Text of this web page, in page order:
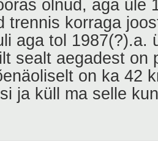
olnud, aga üle
trennis korraga
aga tol 1987(?).a.
sealt aegadest on
on ka 42
ja küll ma selle